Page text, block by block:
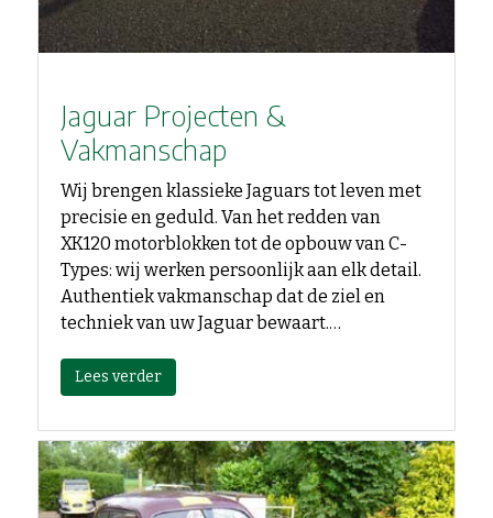
Jaguar Projecten &
Vakmanschap
Wij brengen klassieke Jaguars tot leven met
precisie en geduld. Van het redden van
XK120 motorblokken tot de opbouw van C-
Types: wij werken persoonlijk aan elk detail.
Authentiek vakmanschap dat de ziel en
techniek van uw Jaguar bewaart.…
Lees verder